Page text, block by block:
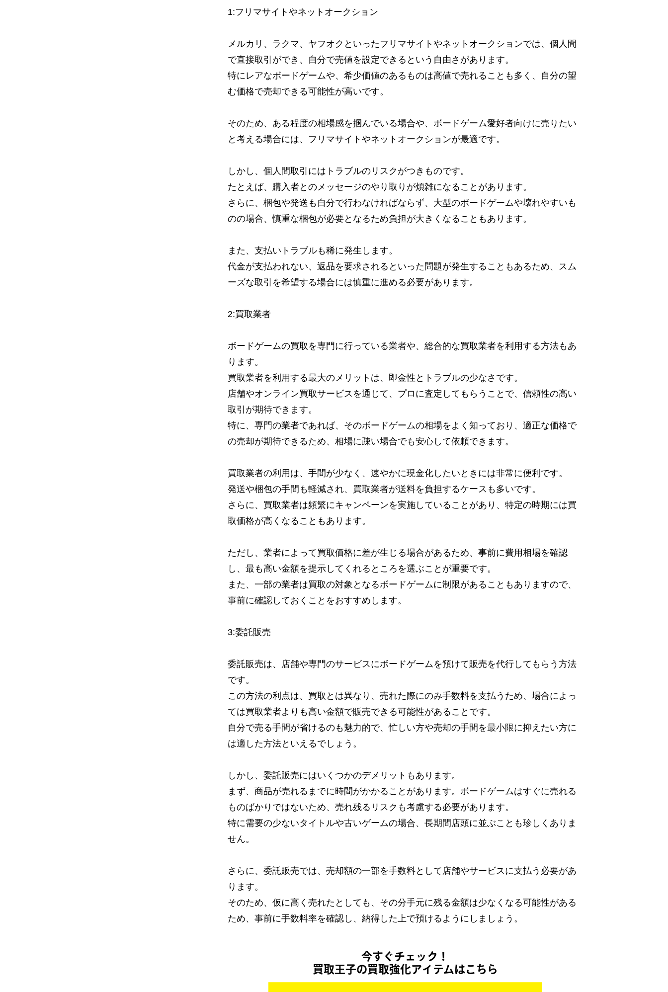
1:フリマサイトやネットオークション
メルカリ、ラクマ、ヤフオクといったフリマサイトやネットオークションでは、個人間
で直接取引ができ、自分で売値を設定できるという自由さがあります。
特にレアなボードゲームや、希少価値のあるものは高値で売れることも多く、自分の望
む価格で売却できる可能性が高いです。
そのため、ある程度の相場感を掴んでいる場合や、ボードゲーム愛好者向けに売りたい
と考える場合には、フリマサイトやネットオークションが最適です。
しかし、個人間取引にはトラブルのリスクがつきものです。
たとえば、購入者とのメッセージのやり取りが煩雑になることがあります。
さらに、梱包や発送も自分で行わなければならず、大型のボードゲームや壊れやすいも
のの場合、慎重な梱包が必要となるため負担が大きくなることもあります。
また、支払いトラブルも稀に発生します。
代金が支払われない、返品を要求されるといった問題が発生することもあるため、スム
ーズな取引を希望する場合には慎重に進める必要があります。
2:買取業者
ボードゲームの買取を専門に行っている業者や、総合的な買取業者を利用する方法もあ
ります。
買取業者を利用する最大のメリットは、即金性とトラブルの少なさです。
店舗やオンライン買取サービスを通じて、プロに査定してもらうことで、信頼性の高い
取引が期待できます。
特に、専門の業者であれば、そのボードゲームの相場をよく知っており、適正な価格で
の売却が期待できるため、相場に疎い場合でも安心して依頼できます。
買取業者の利用は、手間が少なく、速やかに現金化したいときには非常に便利です。
発送や梱包の手間も軽減され、買取業者が送料を負担するケースも多いです。
さらに、買取業者は頻繁にキャンペーンを実施していることがあり、特定の時期には買
取価格が高くなることもあります。
ただし、業者によって買取価格に差が生じる場合があるため、事前に費用相場を確認
し、最も高い金額を提示してくれるところを選ぶことが重要です。
また、一部の業者は買取の対象となるボードゲームに制限があることもありますので、
事前に確認しておくことをおすすめします。
3:委託販売
委託販売は、店舗や専門のサービスにボードゲームを預けて販売を代行してもらう方法
です。
この方法の利点は、買取とは異なり、売れた際にのみ手数料を支払うため、場合によっ
ては買取業者よりも高い金額で販売できる可能性があることです。
自分で売る手間が省けるのも魅力的で、忙しい方や売却の手間を最小限に抑えたい方に
は適した方法といえるでしょう。
しかし、委託販売にはいくつかのデメリットもあります。
まず、商品が売れるまでに時間がかかることがあります。ボードゲームはすぐに売れる
ものばかりではないため、売れ残るリスクも考慮する必要があります。
特に需要の少ないタイトルや古いゲームの場合、長期間店頭に並ぶことも珍しくありま
せん。
さらに、委託販売では、売却額の一部を手数料として店舗やサービスに支払う必要があ
ります。
そのため、仮に高く売れたとしても、その分手元に残る金額は少なくなる可能性がある
ため、事前に手数料率を確認し、納得した上で預けるようにしましょう。
今すぐチェック！
買取王子の買取強化アイテムはこちら